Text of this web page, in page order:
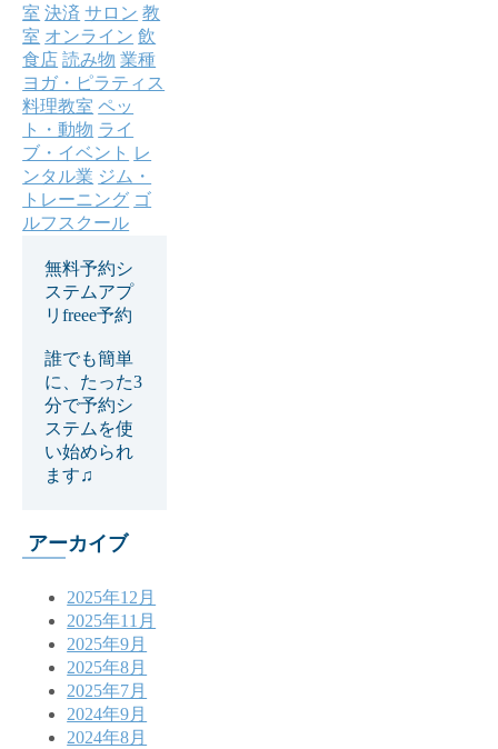
室 決済 サロン 教
室 オンライン 飲
食店 読み物 業種
ヨガ・ピラティス
料理教室 ペッ
ト・動物 ライ
ブ・イベント レ
ンタル業 ジム・
トレーニング ゴ
ルフスクール
無料予約シ
ステムアプ
リfreee予約
誰でも簡単
に、たった3
分で予約シ
ステムを使
い始められ
ます♫
アーカイブ
2025年12月
2025年11月
2025年9月
2025年8月
2025年7月
2024年9月
2024年8月